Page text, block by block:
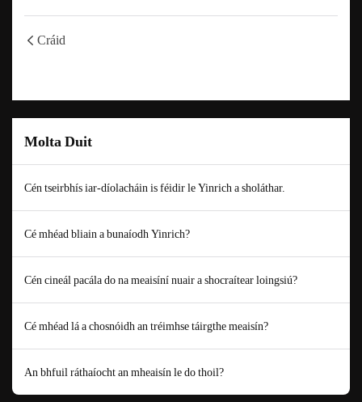
Cráid
Molta Duit
Cén tseirbhís iar-díolacháin is féidir le Yinrich a sholáthar.
Cé mhéad bliain a bunaíodh Yinrich?
Cén cineál pacála do na meaisíní nuair a shocraítear loingsiú?
Cé mhéad lá a chosnóidh an tréimhse táirgthe meaisín?
An bhfuil ráthaíocht an mheaisín le do thoil?